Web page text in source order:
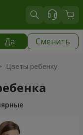
Да Сменить
Цветы ребенку